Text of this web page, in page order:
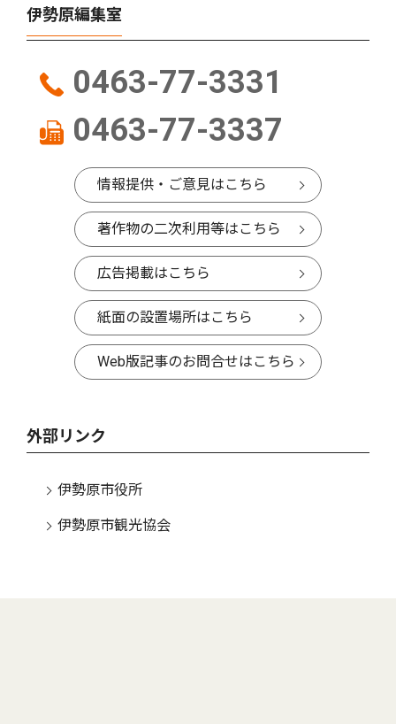
伊勢原編集室
0463-77-3331
0463-77-3337
情報提供・ご意見はこちら
著作物の二次利用等はこちら
広告掲載はこちら
紙面の設置場所はこちら
Web版記事のお問合せはこちら
外部リンク
伊勢原市役所
伊勢原市観光協会